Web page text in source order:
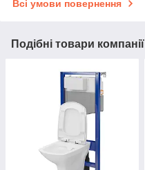
Всі умови повернення
Подібні товари компанії